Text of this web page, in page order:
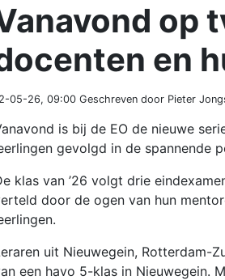
op
en
05-26, 09:00 Geschreven door Pieter
is bij de EO de nieuwe
gevolgd in de spannende
klas van ’26 volgt drie
door de ogen van hun
uit Nieuwegein, Rotterdam-
een havo 5-klas in Nieuwegein.